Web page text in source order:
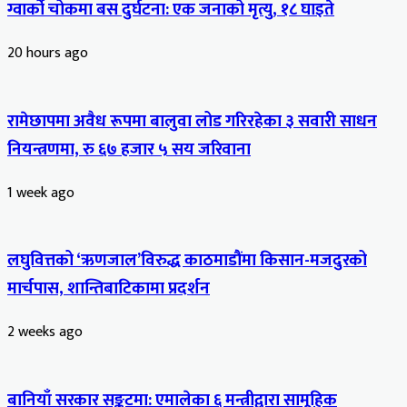
ग्वार्को चोकमा बस दुर्घटना: एक जनाको मृत्यु, १८ घाइते
20 hours ago
रामेछापमा अवैध रूपमा बालुवा लोड गरिरहेका ३ सवारी साधन
नियन्त्रणमा, रु ६७ हजार ५ सय जरिवाना
1 week ago
लघुवित्तको ‘ऋणजाल’विरुद्ध काठमाडौंमा किसान-मजदुरको
मार्चपास, शान्तिबाटिकामा प्रदर्शन
2 weeks ago
बानियाँ सरकार सङ्कटमा: एमालेका ६ मन्त्रीद्वारा सामूहिक